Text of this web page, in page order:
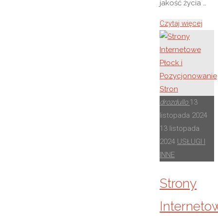
jakość życia …
Czytaj więcej
i
drozdullo 13
listopada 2024
13 listopada
2024 USŁUGI I
INNE
Strony